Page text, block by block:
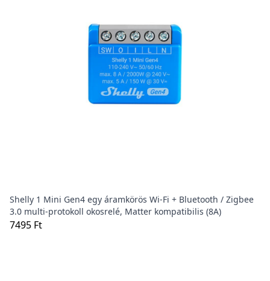
Shelly 1 Mini Gen4 egy áramkörös Wi-Fi + Bluetooth / Zigbee
3.0 multi-protokoll okosrelé, Matter kompatibilis (8A)
7495 Ft